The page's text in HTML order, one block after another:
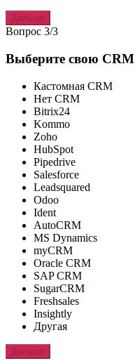
Дальше
Вопрос 3/3
Выберите свою CRM
Кастомная CRM
Нет CRM
Bitrix24
Kommo
Zoho
HubSpot
Pipedrive
Salesforce
Leadsquared
Odoo
Ident
AutoCRM
MS Dynamics
myCRM
Oracle CRM
SAP CRM
SugarCRM
Freshsales
Insightly
Другая
Дальше